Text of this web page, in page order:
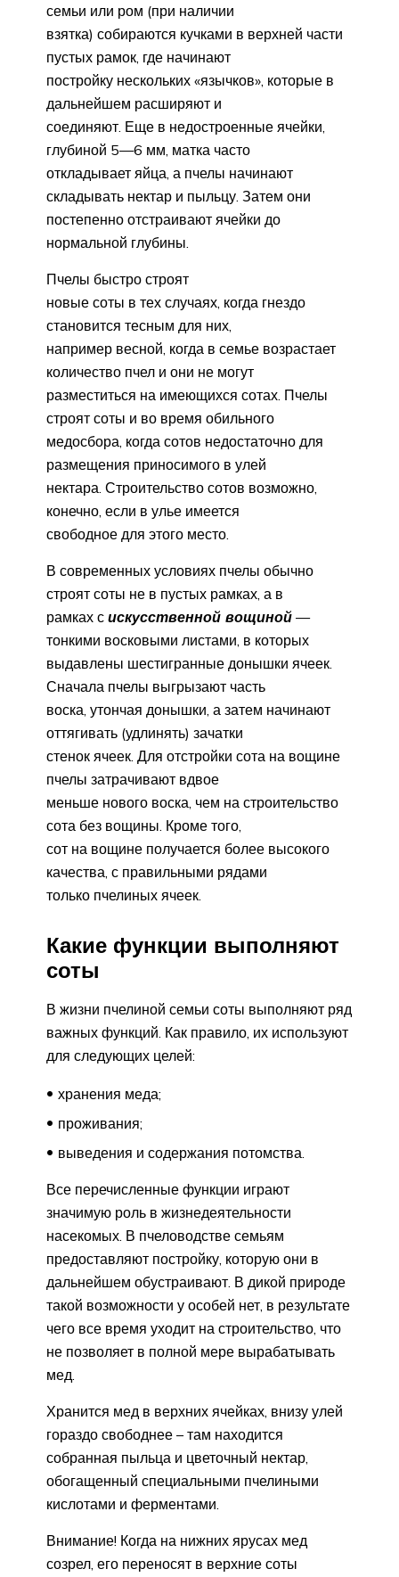
семьи или ром (при наличии
взятка) собираются кучками в верхней части
пустых рамок, где начинают
постройку нескольких «язычков», которые в
дальнейшем расширяют и
соединяют. Еще в недостроенные ячейки,
глубиной 5—6 мм, матка часто
откладывает яйца, а пчелы начинают
складывать нектар и пыльцу. Затем они
постепенно отстраивают ячейки до
нормальной глубины.
Пчелы быстро строят
новые соты в тех случаях, когда гнездо
становится тесным для них,
например весной, когда в семье возрастает
количество пчел и они не могут
разместиться на имеющихся сотах. Пчелы
строят соты и во время обильного
медосбора, когда сотов недостаточно для
размещения приносимого в улей
нектара. Строительство сотов возможно,
конечно, если в улье имеется
свободное для этого место.
В современных условиях пчелы обычно
строят соты не в пустых рамках, а в
рамках с искусственной вощиной —
тонкими восковыми листами, в которых
выдавлены шестигранные донышки ячеек.
Сначала пчелы выгрызают часть
воска, утончая донышки, а затем начинают
оттягивать (удлинять) зачатки
стенок ячеек. Для отстройки сота на вощине
пчелы затрачивают вдвое
меньше нового воска, чем на строительство
сота без вощины. Кроме того,
сот на вощине получается более высокого
качества, с правильными рядами
только пчелиных ячеек.
Какие функции выполняют
соты
В жизни пчелиной семьи соты выполняют ряд
важных функций. Как правило, их используют
для следующих целей:
хранения меда;
проживания;
выведения и содержания потомства.
Все перечисленные функции играют
значимую роль в жизнедеятельности
насекомых. В пчеловодстве семьям
предоставляют постройку, которую они в
дальнейшем обустраивают. В дикой природе
такой возможности у особей нет, в результате
чего все время уходит на строительство, что
не позволяет в полной мере вырабатывать
мед.
Хранится мед в верхних ячейках, внизу улей
гораздо свободнее – там находится
собранная пыльца и цветочный нектар,
обогащенный специальными пчелиными
кислотами и ферментами.
Внимание! Когда на нижних ярусах мед
созрел, его переносят в верхние соты